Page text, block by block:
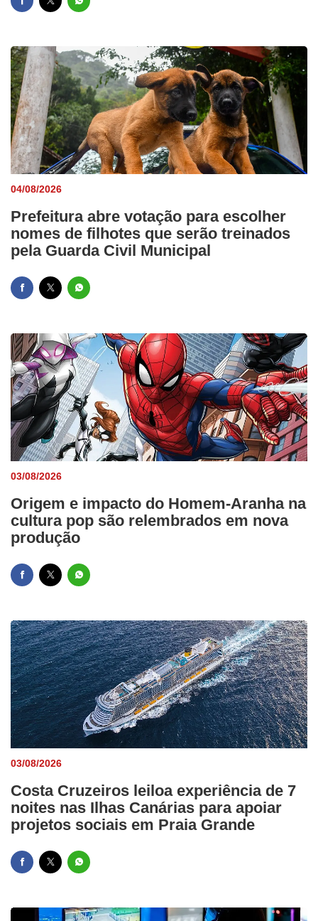
04/08/2026
Prefeitura abre votação para escolher
nomes de filhotes que serão treinados
pela Guarda Civil Municipal
03/08/2026
Origem e impacto do Homem-Aranha na
cultura pop são relembrados em nova
produção
03/08/2026
Costa Cruzeiros leiloa experiência de 7
noites nas Ilhas Canárias para apoiar
projetos sociais em Praia Grande